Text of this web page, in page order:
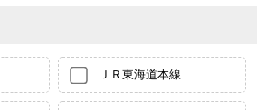
ＪＲ東海道本線